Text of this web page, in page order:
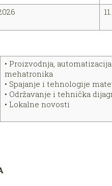
• Proizvodnja,
mehatronika
• Spajanje i tehnologije
• Održavanje i tehnička
• Lokalne